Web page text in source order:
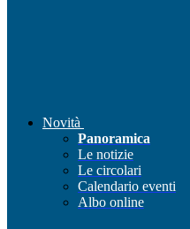
Novità
Panoramica
Le notizie
Le circolari
Calendario eventi
Albo online